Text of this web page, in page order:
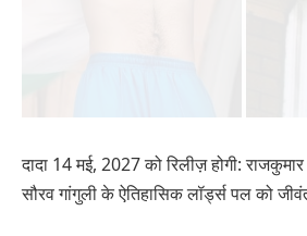
दादा 14 मई, 2027 को रिलीज़ होगी:
सौरव गांगुली के ऐतिहासिक लॉर्ड्स पल को